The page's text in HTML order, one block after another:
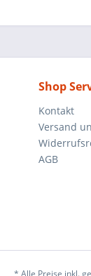
Shop
Kontakt
Versand
AGB